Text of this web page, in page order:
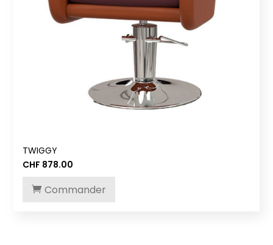
TWIGGY
CHF 878.00
Commander